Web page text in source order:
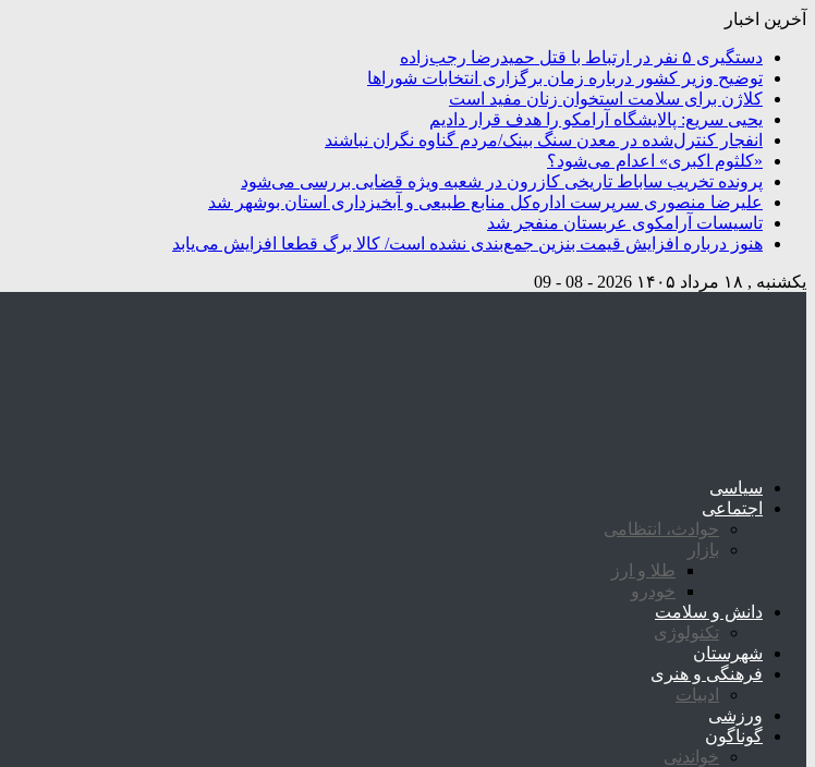
آخرین اخبار
دستگیری ۵ نفر در ارتباط با قتل حمیدرضا رجب‌زاده
توضیح وزیر کشور درباره زمان برگزاری انتخابات شوراها
کلاژن برای سلامت استخوان زنان مفید است
یحیی سریع: پالایشگاه آرامکو را هدف قرار دادیم
انفجار کنترل‌شده در معدن سنگ بینک/مردم گناوه نگران نباشند
«کلثوم اکبری» اعدام می‌شود؟
پرونده تخریب ساباط تاریخی کازرون در شعبه ویژه قضایی بررسی می‌شود
علیرضا منصوری سرپرست اداره‌کل منابع طبیعی و آبخیزداری استان بوشهر شد
تاسیسات آرامکوی عربستان منفجر شد
هنوز درباره افزایش قیمت بنزین جمع‌بندی نشده است/ کالا برگ قطعا افزایش می‌یابد
یکشنبه , ۱۸ مرداد ۱۴۰۵ 2026 - 08 - 09
سیاسی
اجتماعی
حوادث، انتظامی
بازار
طلا و ارز
خودرو
دانش و سلامت
تکنولوژی
شهرستان
فرهنگی و هنری
ادبیات
ورزشی
گوناگون
خواندنی